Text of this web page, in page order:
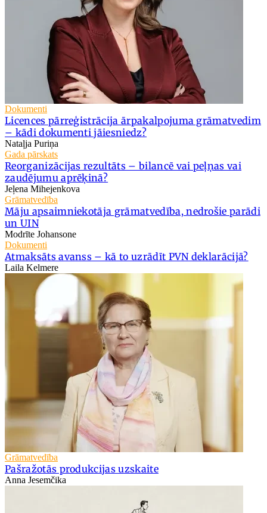
Dokumenti
Licences pārreģistrācija ārpakalpojuma grāmatvedim
– kādi dokumenti jāiesniedz?
Nataļja Puriņa
Gada pārskats
Reorganizācijas rezultāts – bilancē vai peļņas vai
zaudējumu aprēķinā?
Jeļena Mihejenkova
Grāmatvedība
Māju apsaimniekotāja grāmatvedība, nedrošie parādi
un UIN
Modrīte Johansone
Dokumenti
Atmaksāts avanss – kā to uzrādīt PVN deklarācijā?
Laila Kelmere
Grāmatvedība
Pašražotās produkcijas uzskaite
Anna Jesemčika